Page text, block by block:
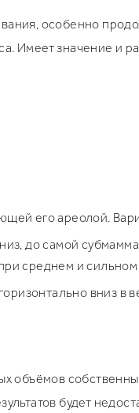
особенно
Имеет значение и
его ареолой.
до самой
среднем и сильном
вниз в
будет